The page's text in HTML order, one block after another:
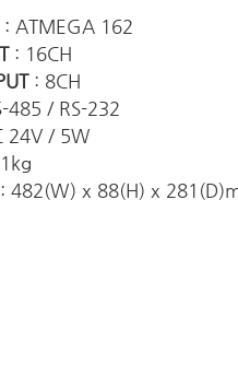
: ATMEGA 162
: 16CH
: 8CH
485 / RS-232
24V / 5W
: 482(W) x 88(H) x